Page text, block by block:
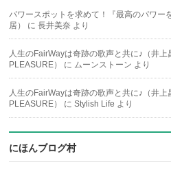
パワースポットを求めて！『最高のパワー
居）
に長井美奈 より
人生のFairWayは奇跡の歌声と共に♪（井
PLEASURE）
に ムーンストーン より
人生のFairWayは奇跡の歌声と共に♪（井
PLEASURE）
にStylish Life より
にほんブログ村